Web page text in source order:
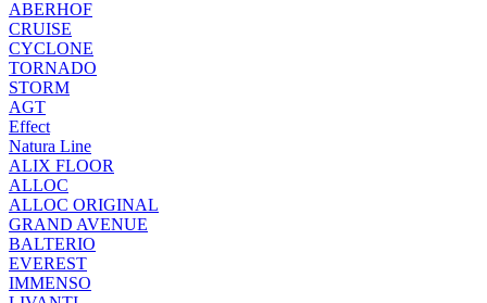
ABERHOF
CRUISE
CYCLONE
TORNADO
STORM
AGT
Effect
Natura Line
ALIX FLOOR
ALLOC
ALLOC ORIGINAL
GRAND AVENUE
BALTERIO
EVEREST
IMMENSO